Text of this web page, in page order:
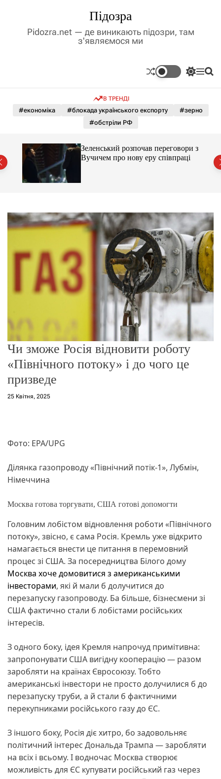
у
Підозра
Pidozra.net — де виникають підозри, там
з'являємося ми
П
м
к
о
о
о
р
е
ж
и
м
у
М П
В ТРЕНДІ
#економіка #блокада українського експорту
#зерно
#обстріли РФ
Зеленський розпочав переговори з
Вучичем про нову еру співпраці
Чи зможе Росія відновити роботу
«Північного потоку» і до чого це
призведе
25 Квітня, 2025
Фото: EPA/UPG
Ділянка газопроводу «Північний потік-1», Лубмін,
Німеччина
Москва готова торгувати, США готові допомогти
Головним лобістом відновлення роботи «Північного
потоку», звісно, є сама Росія. Кремль уже відкрито
намагається внести це питання в перемовний
процес зі США. За посередництва Білого дому
Москва хоче домовитися з американськими
інвесторами, які й мали б долучитися до
перезапуску газопроводу. Ба більше, бізнесмени зі
США фактично стали б лобістами російських
інтересів.
З одного боку, ідея Кремля напрочуд примітивна:
запропонувати США вигідну кооперацію — разом
заробляти на країнах Євросоюзу. Тобто
американські інвестори не просто долучилися б до
перезапуску труби, а й стали б фактичними
перекупниками російського газу до ЄС.
З іншого боку, Росія діє хитро, бо задовольняє
політичний інтерес Дональда Трампа — заробляти
на всіх і всьому. І водночас Москва створює
можливість для ЄС купувати російський газ через